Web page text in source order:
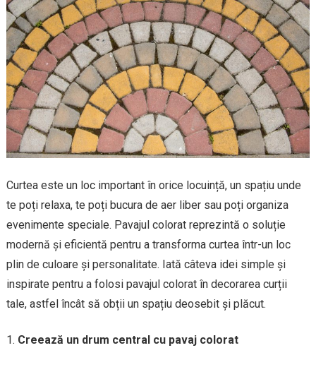
Curtea este un loc important în orice locuință, un spațiu unde
te poți relaxa, te poți bucura de aer liber sau poți organiza
evenimente speciale. Pavajul colorat reprezintă o soluție
modernă și eficientă pentru a transforma curtea într-un loc
plin de culoare și personalitate. Iată câteva idei simple și
inspirate pentru a folosi pavajul colorat în decorarea curții
tale, astfel încât să obții un spațiu deosebit și plăcut.
Creează un drum central cu pavaj colorat